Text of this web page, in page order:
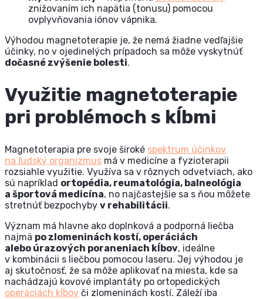
znižovaním ich napätia (tonusu) pomocou
ovplyvňovania iónov vápnika.
Výhodou magnetoterapie je, že nemá žiadne vedľajšie
účinky, no v ojedinelých prípadoch sa môže vyskytnúť
dočasné zvýšenie bolesti.
Využitie magnetoterapie
pri problémoch s kĺbmi
Magnetoterapia pre svoje široké spektrum účinkov
na ľudský organizmus má v medicíne a fyzioterapii
rozsiahle využitie. Využíva sa v rôznych odvetviach, ako
sú napríklad ortopédia, reumatológia, balneológia
a športová medicína, no najčastejšie sa s ňou môžete
stretnúť bezpochyby v rehabilitácii.
Význam má hlavne ako doplnková a podporná liečba
najmä po zlomeninách kostí, operáciách
alebo úrazových poraneniach kĺbov, ideálne
v kombinácii s liečbou pomocou laseru. Jej výhodou je
aj skutočnosť, že sa môže aplikovať na miesta, kde sa
nachádzajú kovové implantáty po ortopedických
operáciách kĺbov či zlomeninách kostí. Záleží iba